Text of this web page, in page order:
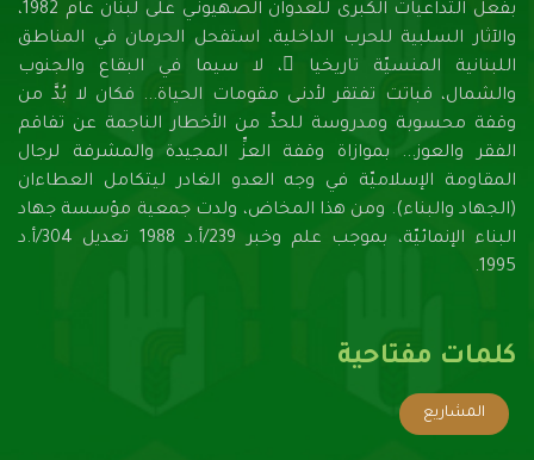
بفعل التداعيات الكبرى للعدوان الصهيونـي على لبنان عام 1982،
والآثار السلبية للحرب الداخلية، استفحل الحرمان في المناطق
اللبنانية المنسيّة تاريخيا ً، لا سيما في البقاع والجنوب
والشمال، فباتت تفتقر لأدنـى مقومات الحياة... فكان لا بُدَّ من
وقفة محسوبة ومدروسة للحدِّ من الأخطار الناجمة عن تفاقم
الفقر والعوز... بموازاة وقفة العزِّ المجيدة والمشرفة لرجال
المقاومة الإسلاميّة في وجه العدو الغادر ليتكامل العطاءان
(الجهاد والبناء). ومن هذا المخاض، ولدت جمعية مؤسسة جهاد
البناء الإنمائيّة، بموجب علم وخبر 239/أ.د 1988 تعديل 304/أ.د
1995.
كلمات مفتاحية
المشاريع